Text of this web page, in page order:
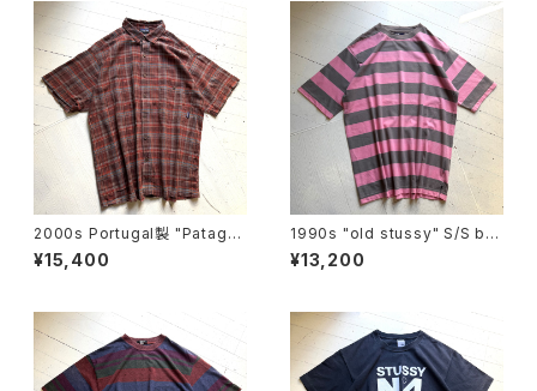
2000s Portugal製 "Patago
nia" A/C Yarn-Dye shirt
¥15,400
1990s "old stussy" S/S bo
arder T-shirt
¥13,200